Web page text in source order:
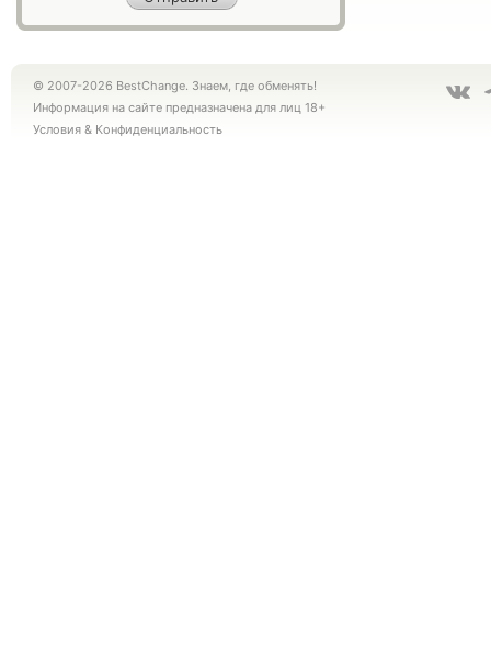
© 2007-2026 BestChange. Знаем, где обменять!
Информация на сайте предназначена для лиц 18+
Условия & Конфиденциальность